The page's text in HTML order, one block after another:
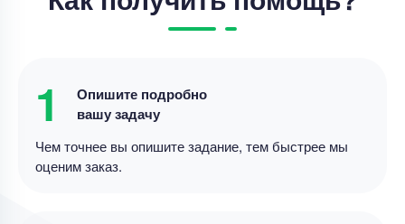
Срок выполнения21 дней
Дипломная работа
Лингвистический, дидактический и
1
Опишите подробно
вашу задачу
Чем точнее вы опишите задание, тем быстрее мы
оценим заказ.